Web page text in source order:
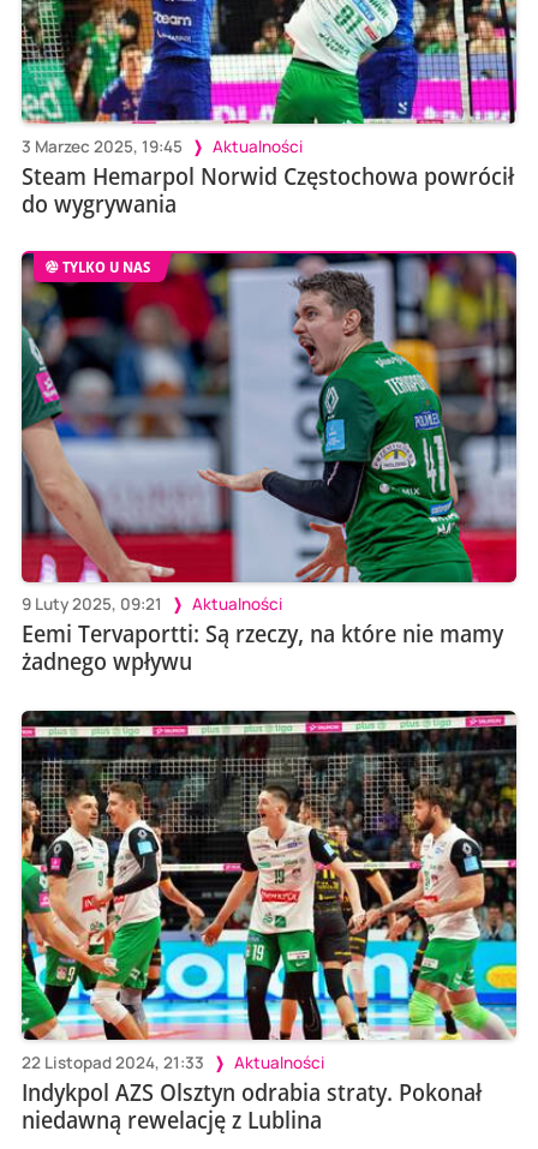
3 Marzec 2025, 19:45 Aktualności
Steam Hemarpol Norwid Częstochowa powrócił
do wygrywania
TYLKO U NAS
9 Luty 2025, 09:21 Aktualności
Eemi Tervaportti: Są rzeczy, na które nie mamy
żadnego wpływu
22 Listopad 2024, 21:33 Aktualności
Indykpol AZS Olsztyn odrabia straty. Pokonał
niedawną rewelację z Lublina